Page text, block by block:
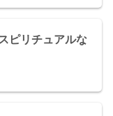
ピリチュアルな